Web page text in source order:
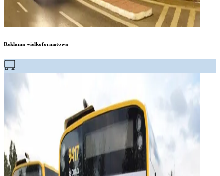
Reklama wielkoformatowa